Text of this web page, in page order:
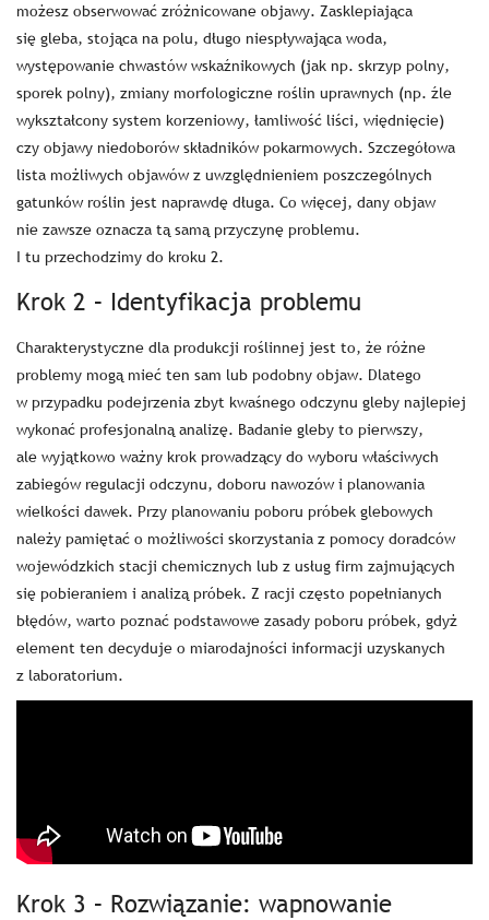
możesz obserwować zróżnicowane objawy. Zasklepiająca
się gleba, stojąca na polu, długo niespływająca woda,
występowanie chwastów wskaźnikowych (jak np. skrzyp polny,
sporek polny), zmiany morfologiczne roślin uprawnych (np. źle
wykształcony system korzeniowy, łamliwość liści, więdnięcie)
czy objawy niedoborów składników pokarmowych. Szczegółowa
lista możliwych objawów z uwzględnieniem poszczególnych
gatunków roślin jest naprawdę długa. Co więcej, dany objaw
nie zawsze oznacza tą samą przyczynę problemu.
I tu przechodzimy do kroku 2.
Krok 2 – Identyfikacja problemu
Charakterystyczne dla produkcji roślinnej jest to, że różne
problemy mogą mieć ten sam lub podobny objaw. Dlatego
w przypadku podejrzenia zbyt kwaśnego odczynu gleby najlepiej
wykonać profesjonalną analizę. Badanie gleby to pierwszy,
ale wyjątkowo ważny krok prowadzący do wyboru właściwych
zabiegów regulacji odczynu, doboru nawozów i planowania
wielkości dawek. Przy planowaniu poboru próbek glebowych
należy pamiętać o możliwości skorzystania z pomocy doradców
wojewódzkich stacji chemicznych lub z usług firm zajmujących
się pobieraniem i analizą próbek. Z racji często popełnianych
błędów, warto poznać podstawowe zasady poboru próbek, gdyż
element ten decyduje o miarodajności informacji uzyskanych
z laboratorium.
Krok 3 – Rozwiązanie: wapnowanie